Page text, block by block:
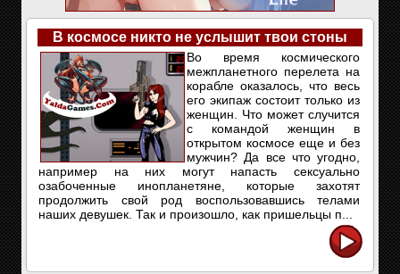
В космосе никто не услышит твои стоны
Во время космического
межпланетного перелета на
корабле оказалось, что весь
его экипаж состоит только из
женщин. Что может случится
с командой женщин в
открытом космосе еще и без
мужчин? Да все что угодно,
например на них могут напасть сексуально
озабоченные инопланетяне, которые захотят
продолжить свой род воспользовавшись телами
наших девушек. Так и произошло, как пришельцы п...